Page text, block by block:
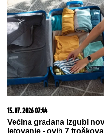
06. 08. 2026 07:31
BOJANA LAZIĆ
letovanju: Doručak u
voditeljku u bikiniju